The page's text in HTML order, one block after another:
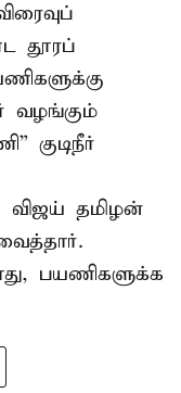
தூரப்
வழங்கும்
குடிநீர்
விஜய் தமிழன்
பயணிகளுக்க